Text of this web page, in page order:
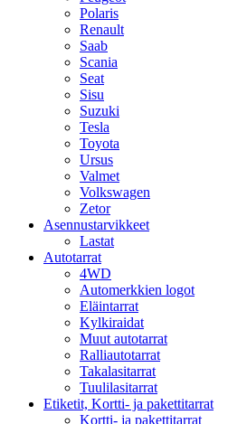
Polaris
Renault
Saab
Scania
Seat
Sisu
Suzuki
Tesla
Toyota
Ursus
Valmet
Volkswagen
Zetor
Asennustarvikkeet
Lastat
Autotarrat
4WD
Automerkkien logot
Eläintarrat
Kylkiraidat
Muut autotarrat
Ralliautotarrat
Takalasitarrat
Tuulilasitarrat
Etiketit, Kortti- ja pakettitarrat
Kortti- ja pakettitarrat